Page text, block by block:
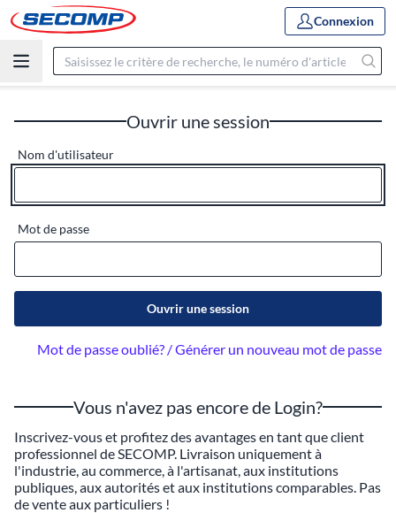
Connexion
Ouvrir une session
Nom d'utilisateur
Mot de passe
Ouvrir une session
Mot de passe oublié? / Générer un nouveau mot de passe
Vous n'avez pas encore de Login?
Inscrivez-vous et profitez des avantages en tant que client
professionnel de SECOMP. Livraison uniquement à
l'industrie, au commerce, à l'artisanat, aux institutions
publiques, aux autorités et aux institutions comparables. Pas
de vente aux particuliers !